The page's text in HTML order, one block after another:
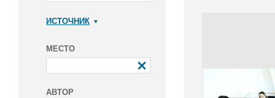
ИСТОЧНИК
МЕСТО
АВТОР